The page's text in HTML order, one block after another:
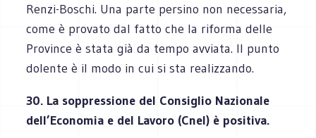
Renzi-Boschi. Una parte persino non necessaria,
come è provato dal fatto che la riforma delle
Province è stata già da tempo avviata. Il punto
dolente è il modo in cui si sta realizzando.
30. La soppressione del Consiglio Nazionale
dell’Economia e del Lavoro (Cnel) è positiva.